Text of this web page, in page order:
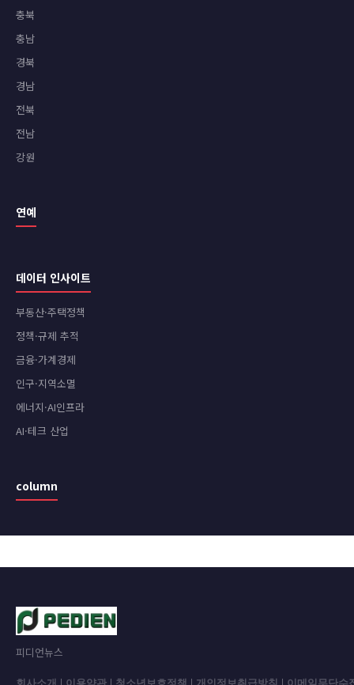
충북
충남
경북
경남
전북
전남
강원
연예
데이터 인사이트
부동산·주택정책
정책·규제 추적
금융·가계경제
인구·지역소멸
에너지·AI인프라
AI·테크 산업
column
피디언뉴스